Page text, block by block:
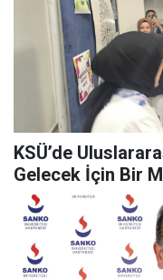
KSÜ’de
Gelecek İçin Bir